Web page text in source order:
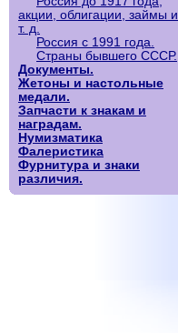
акции, облигации, займы и
т. д.
Россия с 1991 года.
Страны бывшего СССР.
Документы.
Жетоны и настольные
медали.
Запчасти к знакам и
наградам.
Нумизматика
Фалеристика
Фурнитура и знаки
различия.